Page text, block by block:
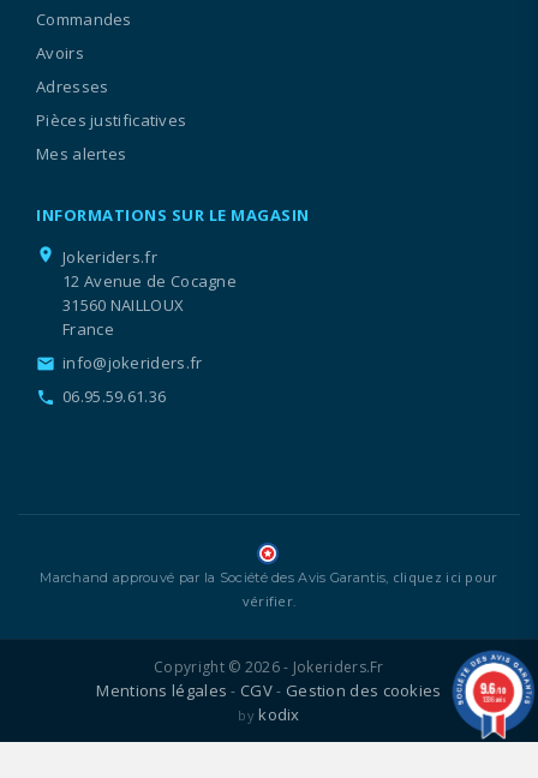
Commandes
Avoirs
Adresses
Pièces justificatives
Mes alertes
INFORMATIONS SUR LE MAGASIN
location_on
Jokeriders.fr
12 Avenue de Cocagne
31560 NAILLOUX
France
email info@jokeriders.fr
call 06.95.59.61.36
Marchand approuvé par la Société des Avis Garantis, cliquez ici pour
vérifier.
Copyright © 2026 - Jokeriders.fr
Mentions légales - CGV- Gestion des cookies
by kodix
9.6/10
1336 avis